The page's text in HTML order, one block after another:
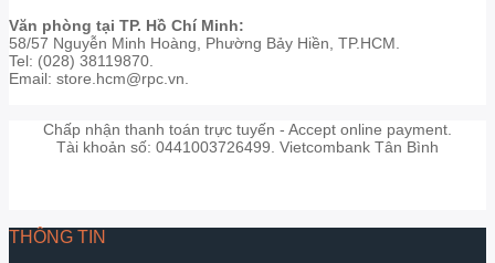
Văn phòng tại TP. Hồ Chí Minh:
58/57 Nguyễn Minh Hoàng, Phường Bảy Hiền, TP.HCM.
Tel: (028) 38119870.
Email: store.hcm@rpc.vn.
Chấp nhận thanh toán trực tuyến - Accept online payment.
Tài khoản số: 0441003726499. Vietcombank Tân Bình
THÔNG TIN